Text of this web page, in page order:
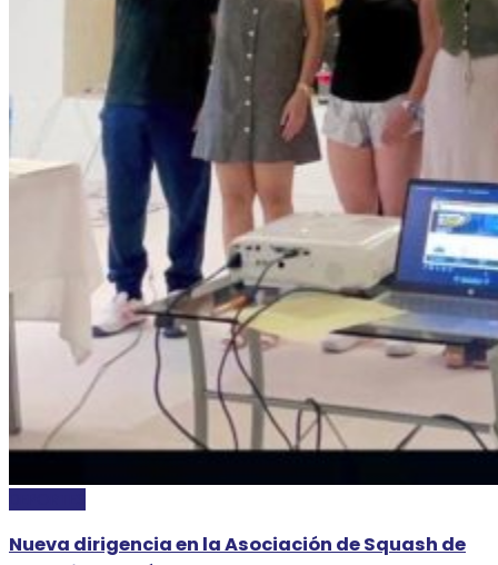
Nueva dirigencia en la Asociación de Squash de